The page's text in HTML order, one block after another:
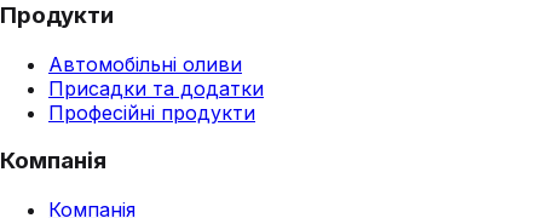
Продукти
Автомобільні оливи
Присадки та додатки
Професійні продукти
Компанія
Компанія